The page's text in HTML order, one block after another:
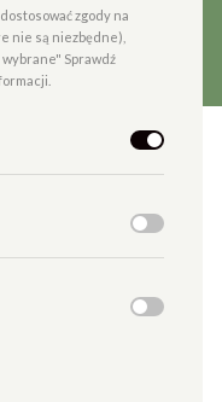
zgody na
nie są niezbędne),
Sprawdź